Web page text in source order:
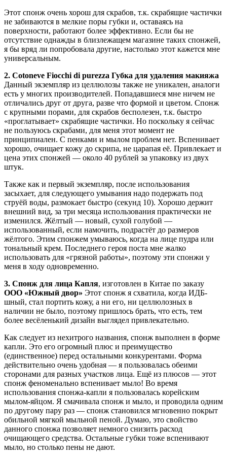
Этот спонж очень хорош для скрабов, т.к. скрабящие частички
не забиваются в мелкие поры губки и, оставаясь на
поверхности, работают более эффективно. Если бы не
отсутствие однажды в близлежащем магазине таких спонжей,
я бы вряд ли попробовала другие, настолько этот кажется мне
универсальным.
2. Cotoneve Fiocchi di purezza Губка для удаления макияжа
Данный экземпляр из целлюлозы также не уникален, аналоги
есть у многих производителей. Попадавшиеся мне ничем не
отличались друг от друга, разве что формой и цветом. Спонж
с крупными порами, для скрабов бесполезен, т.к. быстро
«проглатывает» скрабящие частички. Но поскольку я сейчас
не пользуюсь скрабами, для меня этот момент не
принципиален. С пенками и мылом проблем нет. Вспенивает
хорошо, очищает кожу до скрипа, не царапая её. Привлекает и
цена этих спонжей — около 40 рублей за упаковку из двух
штук.
Также как и первый экземпляр, после использования
засыхает, для следующего умывания надо подержать под
струёй воды, размокает быстро (секунд 10). Хорошо держит
внешний вид, за три месяца использования практически не
изменился. Жёлтый — новый, сухой голубой —
использованный, если намочить, подрастёт до размеров
жёлтого. Этим спонжем умываюсь, когда на лице пудра или
тональный крем. Последнего героя поста мне жалко
использовать для «грязной работы», поэтому эти спонжи у
меня в ходу одновременно.
3. Спонж для лица Капля, изготовлен в Китае по заказу
ООО «Южный двор» Этот спонж я схватила, когда ИДБ-
шный, стал портить кожу, а ни его, ни целлюлозных в
наличии не было, поэтому пришлось брать, что есть, тем
более весёленький дизайн выглядел привлекательно.
Как следует из нехитрого названия, спонж выполнен в форме
капли. Это его огромный плюс и преимущество
(единственное) перед остальными конкурентами. Форма
действительно очень удобная — я пользовалась обеими
сторонами для разных участков лица. Ещё из плюсов — этот
спонж феноменально вспенивает мыло! Во время
использования спонжа-капли я пользовалась корейским
мылом-яйцом. Я смачивала спонж и мыло, и проводила одним
по другому пару раз — спонж становился мгновенно покрыт
обильной мягкой мыльной пеной. Думаю, это свойство
данного спонжа позволяет немного снизить расход
очищающего средства. Остальные губки тоже вспенивают
мыло, но столько пены не дают.